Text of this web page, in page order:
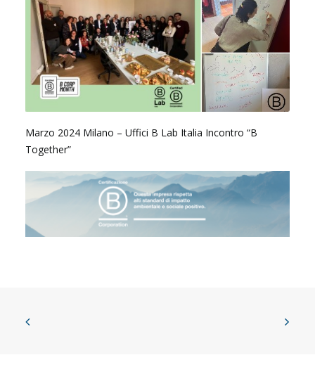
Marzo 2024 Milano – Uffici B Lab Italia Incontro “B
Together”